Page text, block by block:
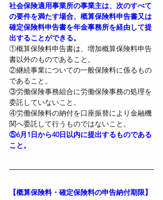
社会保険適用事業所の事業主は、次のすべて
の要件を満たす場合、概算保険料申告書又は
確定保険料申告書を年金事務所を経由して提
出することができる。
①概算保険料申告書は、増加概算保険料申告
書以外のものであること。
②継続事業についての一般保険料に係るもの
であること。
③労働保険事務組合に労働保険事務の処理を
委託していないこと。
④労働保険料の納付を口座振替により金融機
関へ委託して行うものではないこと。
⑤6月1日から40日以内に提出するものである
こと。
【概算保険料・確定保険料の申告納付期限】